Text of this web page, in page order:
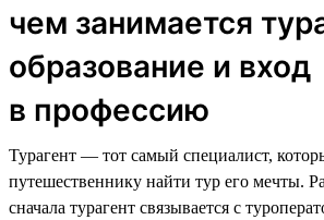
чем занимается
образование и вход
в профессию
Турагент — тот самый специалист,
путешественнику найти тур его мечты.
сначала турагент связывается с